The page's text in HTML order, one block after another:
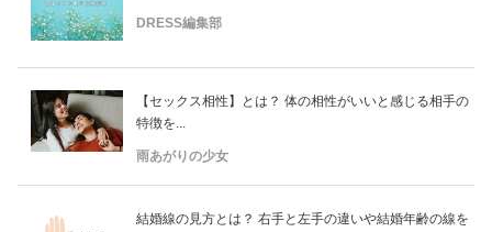
DRESS編集部
【セックス相性】とは？ 体の相性がいいと感じる相手の
特徴を...
雨あがりの少女
結婚線の見方とは？ 右手と左手の違いや結婚年齢の線を